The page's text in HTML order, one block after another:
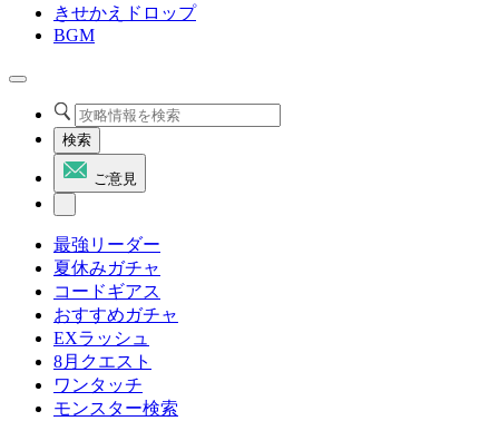
きせかえドロップ
BGM
検索
ご意見
最強リーダー
夏休みガチャ
コードギアス
おすすめガチャ
EXラッシュ
8月クエスト
ワンタッチ
モンスター検索